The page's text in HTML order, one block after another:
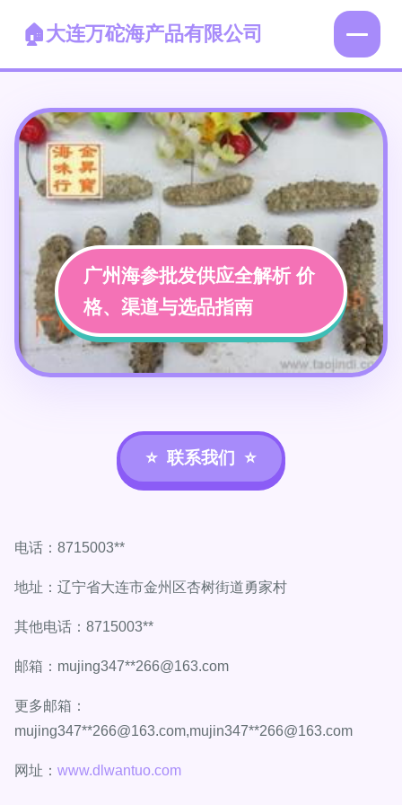
大连万砣海产品有限公司
广州海参批发供应全解析 价
格、渠道与选品指南
联系我们
电话：8715003**
地址：辽宁省大连市金州区杏树街道勇家村
其他电话：8715003**
邮箱：mujing347**266@163.com
更多邮箱：
mujing347**266@163.com,mujin347**266@163.com
网址： www.dlwantuo.com